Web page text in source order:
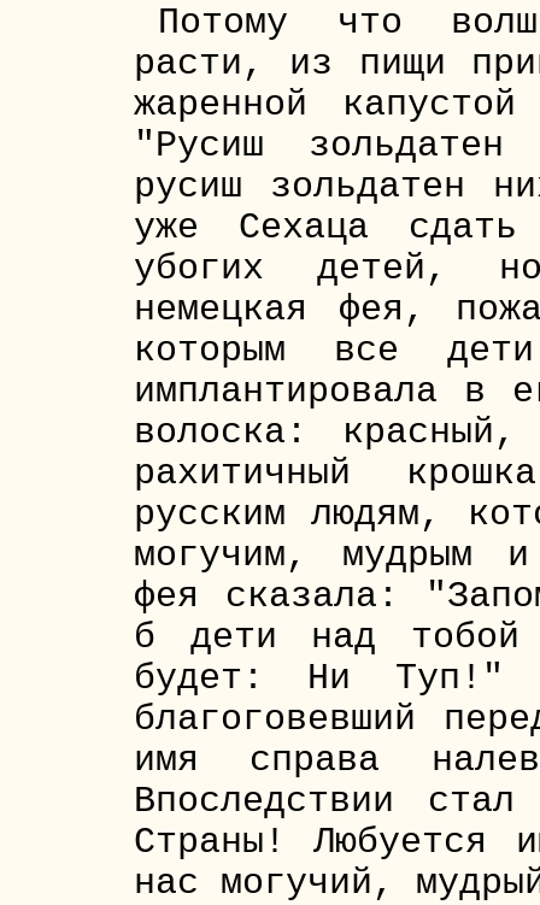
Потому что
расти, из пищи
жаренной
"Русиш
русиш зольдатен
уже Сехаца сдать
убогих детей,
немецкая фея,
которым все
имплантировала в
волоска:
рахитичный
русским людям,
могучим, мудрым
фея сказала:
б дети над
будет: Ни Туп!"
благоговевший
имя справа
Впоследствии
Страны! Любуется
нас могучий,